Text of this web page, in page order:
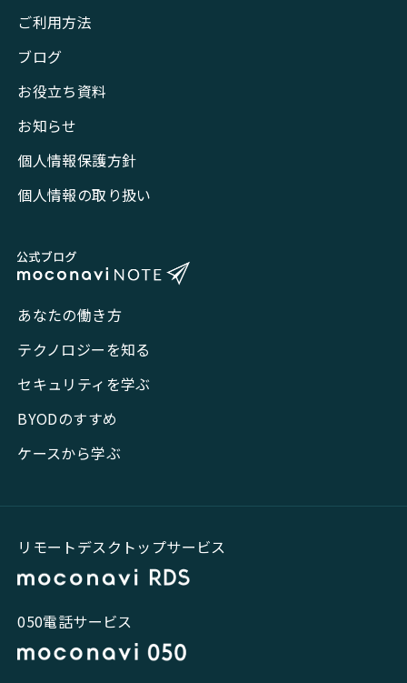
ご利用方法
ブログ
お役立ち資料
お知らせ
個人情報保護方針
個人情報の取り扱い
あなたの働き方
テクノロジーを知る
セキュリティを学ぶ
BYODのすすめ
ケースから学ぶ
リモートデスクトップサービス
050電話サービス